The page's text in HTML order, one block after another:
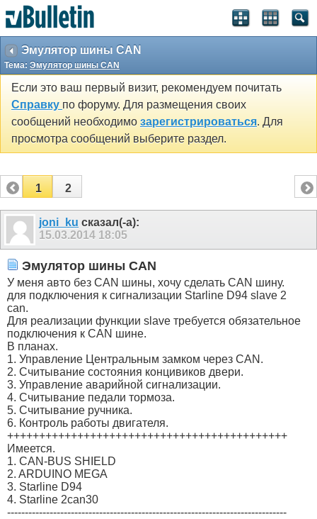
Эмулятор шины CAN
Тема: Эмулятор шины CAN
Если это ваш первый визит, рекомендуем почитать
Справку по форуму. Для размещения своих
сообщений необходимо зарегистрироваться. Для
просмотра сообщений выберите раздел.
1 2
joni_ku сказал(-а):
15.03.2014 18:05
Эмулятор шины CAN
У меня авто без CAN шины, хочу сделать CAN шину.
для подключения к сигнализации Starline D94 slave 2
can.
Для реализации функции slave требуется обязательное
подключения к CAN шине.
В планах.
1. Управление Центральным замком через CAN.
2. Считывание состояния концивиков двери.
3. Управление аварийной сигнализации.
4. Считывание педали тормоза.
5. Считывание ручника.
6. Контроль работы двигателя.
++++++++++++++++++++++++++++++++++++++++++++
Имеется.
1. CAN-BUS SHIELD
2. ARDUINO MEGA
3. Starline D94
4. Starline 2can30
-------------------------------------------------------------------------------